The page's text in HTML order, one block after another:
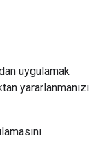
uygulamak
yararlanmanızı